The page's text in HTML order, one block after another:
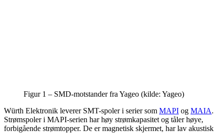
Figur 1 – SMD-motstander fra Yageo (kilde: Yageo)
Würth Elektronik leverer SMT-spoler i serier som MAPI og MAIA.
Strømspoler i MAPI-serien har høy strømkapasitet og tåler høye,
forbigående strømtopper. De er magnetisk skjermet, har lav akustisk